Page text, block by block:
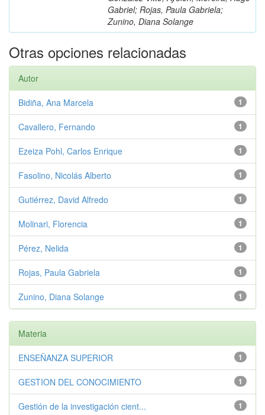
Gabriel; Rojas, Paula Gabriela;
Zunino, Diana Solange
Otras opciones relacionadas
Autor
1
Bidiña, Ana Marcela
1
Cavallero, Fernando
1
Ezeiza Pohl, Carlos Enrique
1
Fasolino, Nicolás Alberto
1
Gutiérrez, David Alfredo
1
Molinari, Florencia
1
Pérez, Nelida
1
Rojas, Paula Gabriela
1
Zunino, Diana Solange
Materia
1
ENSEÑANZA SUPERIOR
1
GESTION DEL CONOCIMIENTO
1
Gestión de la investigación cient...